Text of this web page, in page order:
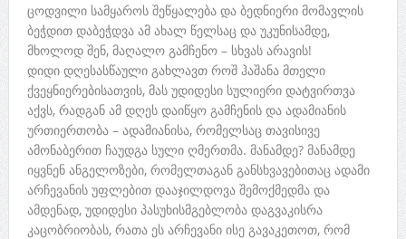
ცოდვილი სამყაროს შეწყალება და ბედნიერი მომავლის
ბეჭდით დაბეჭდვა ამ ახალ წელსაც და უკუნისამდე,
მხოლოდ შენ, მაღალო გამჩენო – სხვას არავის!
დიდი დღესასწაული გახლავთ როშ ჰაშანა მთელი
ქვეყნიერებისათვის, მას უდიდესი სულიერი დატვირთვა
აქვს, რადგან ამ დღეს დაიწყო გამჩენის და ადამიანის
ურთიერთობა – ადამიანისა, რომელსაც თავისივე
ამონაბერით ჩაუდგა სული ღმერთმა. მანამდე? მანამდე
იყვნენ ანგელოზები, რომელთაგან განსხვავებითაც ადამი
არჩევანის უფლებით დააჯილდოვა შემოქმედმა და
ამდენად, უდიდესი პასუხისმგებლობა დაგვაკისრა
კაცობრიობას, რათა ეს არჩევანი ისე გავაკეთოთ, რომ